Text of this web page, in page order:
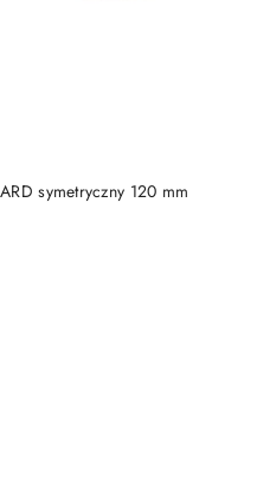
symetryczny 120 mm
DO KOSZYKA